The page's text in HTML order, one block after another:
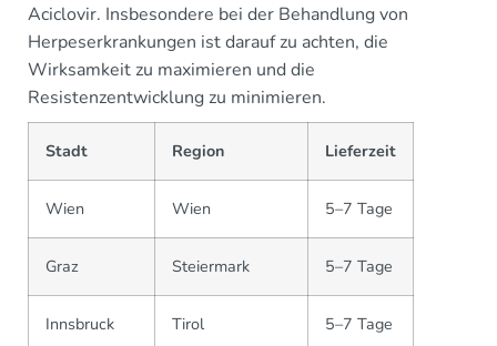
Aciclovir. Insbesondere bei der Behandlung von
Herpeserkrankungen ist darauf zu achten, die
Wirksamkeit zu maximieren und die
Resistenzentwicklung zu minimieren.
Stadt Region Lieferzeit
Wien Wien 5–7 Tage
Graz Steiermark 5–7 Tage
Innsbruck Tirol 5–7 Tage